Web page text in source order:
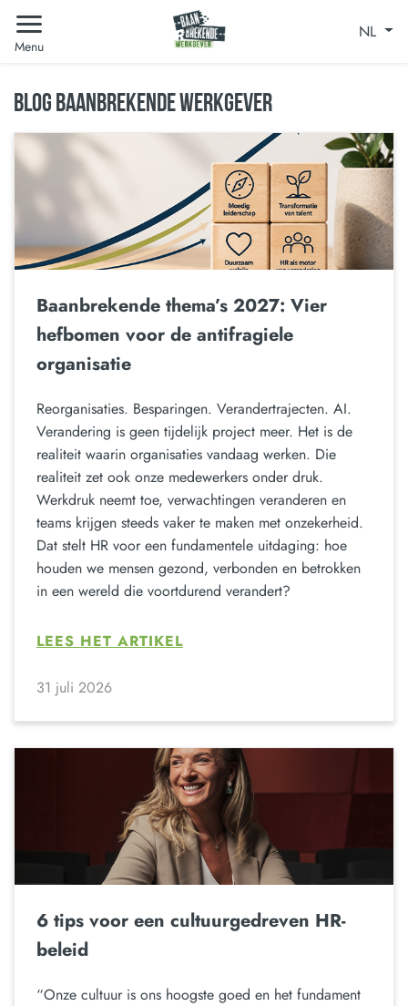
Menu
NL
BLOG BAANBREKENDE WERKGEVER
Baanbrekende thema’s 2027: Vier
hefbomen voor de antifragiele
organisatie
Reorganisaties. Besparingen. Verandertrajecten. AI.
Verandering is geen tijdelijk project meer. Het is de
realiteit waarin organisaties vandaag werken. Die
realiteit zet ook onze medewerkers onder druk.
Werkdruk neemt toe, verwachtingen veranderen en
teams krijgen steeds vaker te maken met onzekerheid.
Dat stelt HR voor een fundamentele uitdaging: hoe
houden we mensen gezond, verbonden en betrokken
in een wereld die voortdurend verandert?
LEES HET ARTIKEL
31 juli 2026
6 tips voor een cultuurgedreven HR-
beleid
“Onze cultuur is ons hoogste goed en het fundament